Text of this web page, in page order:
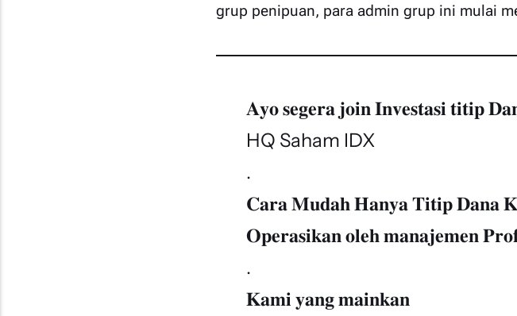
grup penipuan, para admin grup ini mulai
𝐀𝐲𝐨 𝐬𝐞𝐠𝐞𝐫𝐚 𝐣𝐨𝐢𝐧 𝐈𝐧𝐯𝐞𝐬𝐭𝐚𝐬𝐢 𝐭𝐢𝐭𝐢𝐩
HQ Saham IDX
.
𝐂𝐚𝐫𝐚 𝐌𝐮𝐝𝐚𝐡 𝐇𝐚𝐧𝐲𝐚 𝐓𝐢𝐭𝐢𝐩 𝐃𝐚𝐧𝐚
𝐎𝐩𝐞𝐫𝐚𝐬𝐢𝐤𝐚𝐧 𝐨𝐥𝐞𝐡 𝐦𝐚𝐧𝐚𝐣𝐞𝐦𝐞𝐧
.
𝐊𝐚𝐦𝐢 𝐲𝐚𝐧𝐠 𝐦𝐚𝐢𝐧𝐤𝐚𝐧